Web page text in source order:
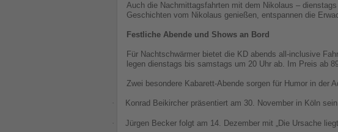
Auch die Nachmittagsfahrten mit dem Nikolaus –
Geschichten vom Nikolaus genießen, entspannen die
Festliche Abende und Shows an Bord
Für Nachtschwärmer bietet die KD abends all-inclusive
legen dienstags bis samstags um 20 Uhr ab. Im Preis ab
Zwei besondere Kabarett-Abende sorgen für Humor in der
· Konrad Beikircher präsentiert am 30. November in Köln
· Jürgen Becker folgt am 14. Dezember mit „Die Ursache